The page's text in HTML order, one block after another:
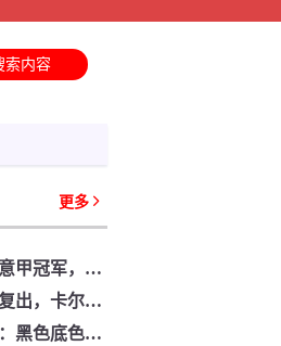
篮球新闻
更多
阿莫林：米兰有必要瞄准意甲冠军，很多人想坐我方位
图片报：赛巴里等人全力复出，卡尔和格纳布里参与德超杯存疑
尤文发布新赛季二客球衣：黑色底色调配同色系火焰图画